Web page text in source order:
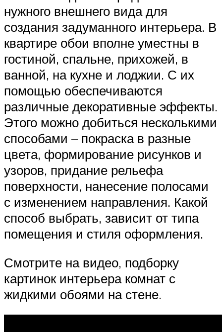
нужного внешнего вида для
создания задуманного интерьера. В
квартире обои вполне уместны в
гостиной, спальне, прихожей, в
ванной, на кухне и лоджии. С их
помощью обеспечиваются
различные декоративные эффекты.
Этого можно добиться несколькими
способами – покраска в разные
цвета, формирование рисунков и
узоров, придание рельефа
поверхности, нанесение полосами
с изменением направления. Какой
способ выбрать, зависит от типа
помещения и стиля оформления.
Смотрите на видео, подборку
картинок интерьера комнат с
жидкими обоями на стене.